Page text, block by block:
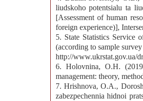
liudskoho potentsialu ta
[Assessment of human
foreign experience)],
5. State Statistics Service
(according to sample
http://www.ukrstat.gov.ua/
6. Holovnina, O.H.
management: theory,
7. Hrishnova, O.A.,
zabezpechennia hidnoi